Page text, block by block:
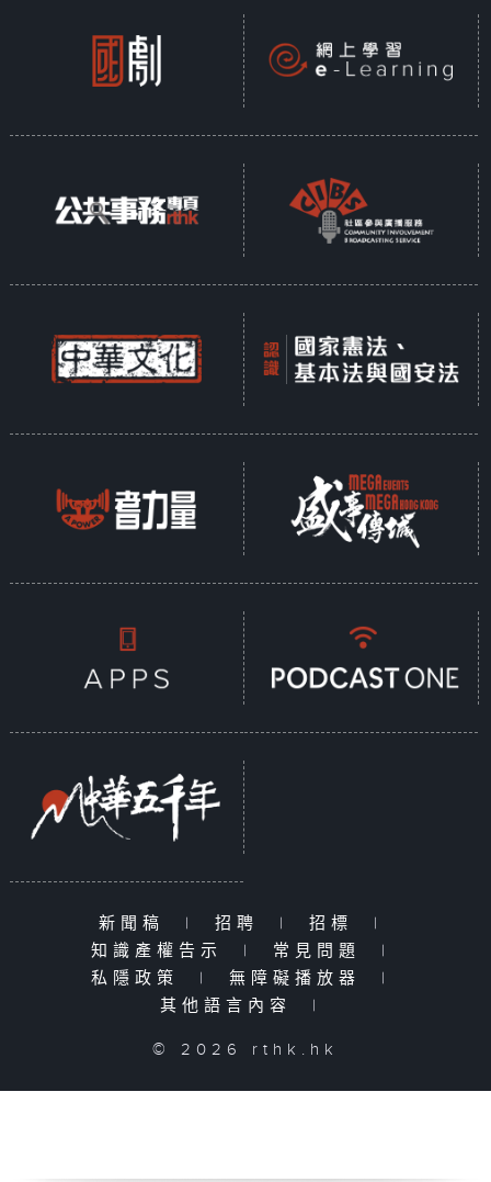
新聞稿 | 招聘 | 招標
|
知識產權告示
| 常見問題
|
私隱政策
| 無障礙播放器
|
其他語言內容
|
© 2026 rthk.hk